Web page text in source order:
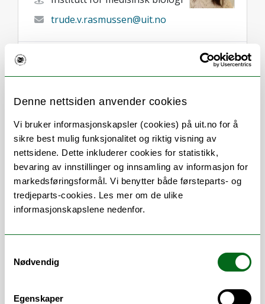
Denne nettsiden anvender cookies
Vi bruker informasjonskapsler (cookies) på uit.no for å
sikre best mulig funksjonalitet og riktig visning av
nettsidene. Dette inkluderer cookies for statistikk,
bevaring av innstillinger og innsamling av informasjon for
markedsføringsformål. Vi benytter både førsteparts- og
tredjeparts-cookies. Les mer om de ulike
informasjonskapslene nedenfor.
Nødvendig
Egenskaper
trude.v.rasmussen@uit.no
Om
Forskning og undervisning
Publikasjoner
Stillingsbeskrivelse